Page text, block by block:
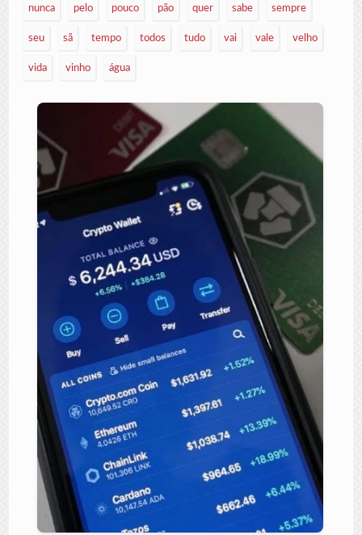
nunca pelo pouco pão quer sabe sempre
seu sã tempo todos tudo vai vale velho
vida vinho água